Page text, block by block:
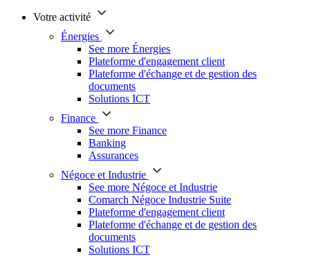
Votre activité
Énergies
See more Énergies
Plateforme d'engagement client
Plateforme d'échange et de gestion des
documents
Solutions ICT
Finance
See more Finance
Banking
Assurances
Négoce et Industrie
See more Négoce et Industrie
Comarch Négoce Industrie Suite
Plateforme d'engagement client
Plateforme d'échange et de gestion des
documents
Solutions ICT